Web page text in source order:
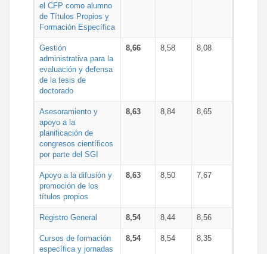
el CFP como alumno
de Títulos Propios y
Formación Específica
Gestión
administrativa para la
evaluación y defensa
de la tesis de
doctorado
8,66 8,58 8,08
Asesoramiento y
apoyo a la
planificación de
congresos científicos
por parte del SGI
8,63 8,84 8,65
Apoyo a la difusión y
promoción de los
títulos propios
8,63 8,50 7,67
Registro General 8,54 8,44 8,56
Cursos de formación
específica y jornadas
8,54 8,54 8,35